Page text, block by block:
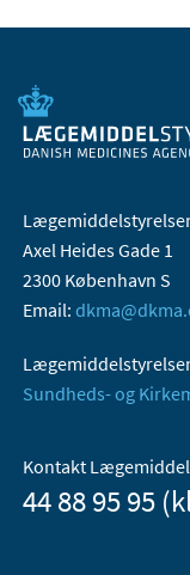
Axel Heides Gade 1
2300 København S
Email:
Sundheds- og
Kontakt
44 88 95 95